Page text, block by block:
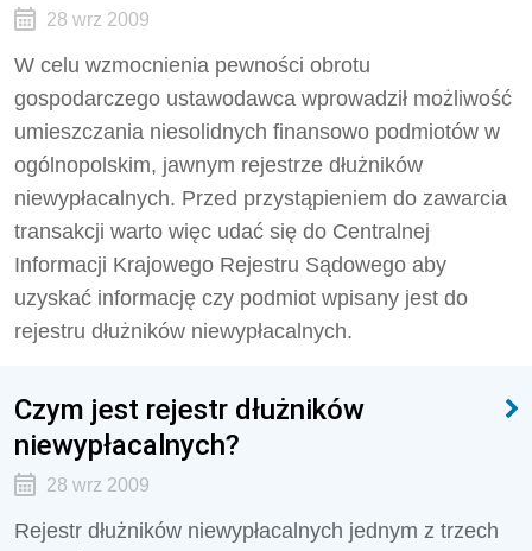
28 wrz 2009
W celu wzmocnienia pewności obrotu
gospodarczego ustawodawca wprowadził możliwość
umieszczania niesolidnych finansowo podmiotów w
ogólnopolskim, jawnym rejestrze dłużników
niewypłacalnych. Przed przystąpieniem do zawarcia
transakcji warto więc udać się do Centralnej
Informacji Krajowego Rejestru Sądowego aby
uzyskać informację czy podmiot wpisany jest do
rejestru dłużników niewypłacalnych.
Czym jest rejestr dłużników
niewypłacalnych?
28 wrz 2009
Rejestr dłużników niewypłacalnych jednym z trzech